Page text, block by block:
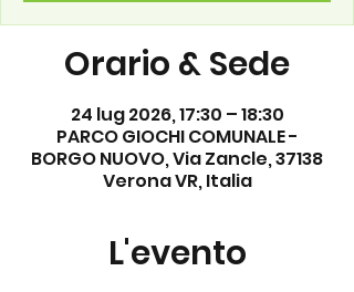
Orario & Sede
24 lug 2026, 17:30 – 18:30
PARCO GIOCHI COMUNALE -
BORGO NUOVO, Via Zancle, 37138
Verona VR, Italia
L'evento